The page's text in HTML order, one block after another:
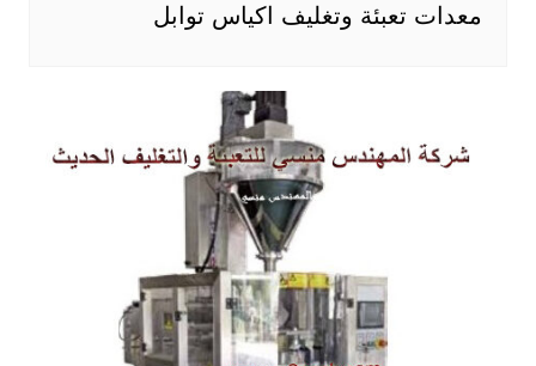
معدات تعبئة وتغليف اكياس توابل